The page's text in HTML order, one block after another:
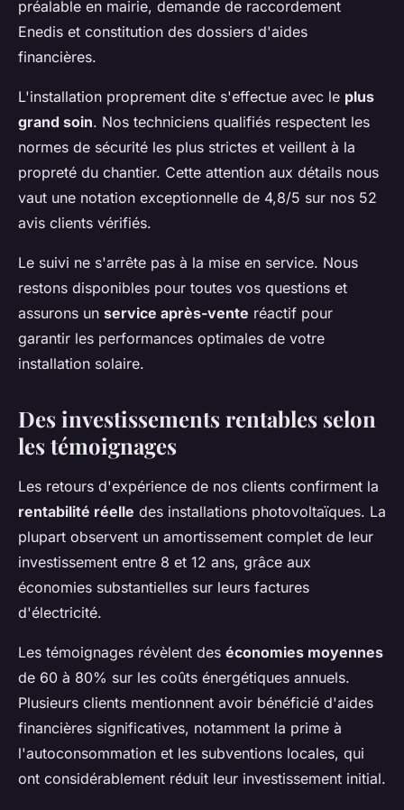
préalable en mairie, demande de raccordement
Enedis et constitution des dossiers d'aides
financières.
L'installation proprement dite s'effectue avec le plus
grand soin. Nos techniciens qualifiés respectent les
normes de sécurité les plus strictes et veillent à la
propreté du chantier. Cette attention aux détails nous
vaut une notation exceptionnelle de 4,8/5 sur nos 52
avis clients vérifiés.
Le suivi ne s'arrête pas à la mise en service. Nous
restons disponibles pour toutes vos questions et
assurons un service après-vente réactif pour
garantir les performances optimales de votre
installation solaire.
Des investissements rentables selon
les témoignages
Les retours d'expérience de nos clients confirment la
rentabilité réelle des installations photovoltaïques. La
plupart observent un amortissement complet de leur
investissement entre 8 et 12 ans, grâce aux
économies substantielles sur leurs factures
d'électricité.
Les témoignages révèlent des économies moyennes
de 60 à 80% sur les coûts énergétiques annuels.
Plusieurs clients mentionnent avoir bénéficié d'aides
financières significatives, notamment la prime à
l'autoconsommation et les subventions locales, qui
ont considérablement réduit leur investissement initial.